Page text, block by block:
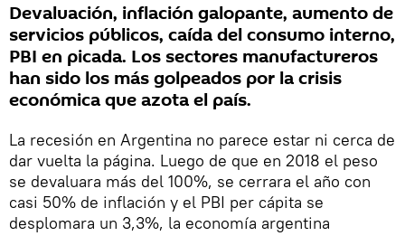
Devaluación, inflación galopante, aumento de
servicios públicos, caída del consumo interno,
PBI en picada. Los sectores manufactureros
han sido los más golpeados por la crisis
económica que azota el país.
La recesión en Argentina no parece estar ni cerca de
dar vuelta la página. Luego de que en 2018 el peso
se devaluara más del 100%, se cerrara el año con
casi 50% de inflación y el PBI per cápita se
desplomara un 3,3%, la economía argentina